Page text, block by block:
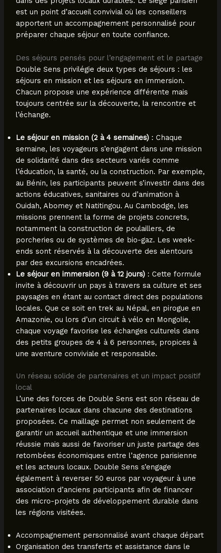
est un point d’accueil convivial où les conseillers
apportent un accompagnement personnalisé pour
préparer chaque séjour en toute confiance.
Des séjours pensés pour l’engagement et le partage
Double Sens privilégie deux types de séjours : les
séjours en mission et les séjours en immersion.
Chacun propose une expérience différente mais
toujours centrée sur la découverte, la rencontre et
l’échange.
Le séjour en mission (2 à 4 semaines): Chaque
semaine, les voyageurs s’engagent dans une mission
de solidarité dans des secteurs variés comme
l’éducation, la santé, ou la construction. Par exemple,
au Bénin, les participants peuvent s’investir dans des
actions éducatives, sanitaires ou d’animation à
Ouidah, Abomey et Natitingou. Au Cambodge, les
missions prennent la forme de projets concrets,
notamment la construction de poulaillers, de
porcheries ou de systèmes de bio-gaz. Les week-
ends sont réservés à la découverte des alentours
par des excursions encadrées.
Le séjour en immersion (9 à 12 jours): Cette formule
invite à découvrir un pays à travers sa culture et ses
paysages en étant au contact direct des populations
locales. Que ce soit en trek au Népal, en pirogue en
Amazonie, ou lors d’un circuit à vélo en Mongolie,
chaque voyage favorise les échanges culturels dans
des petits groupes de 4 à 6 personnes, propices à
une aventure conviviale et responsable.
Un réseau solide de partenaires et un impact positif
local
L’une des forces de Double Sens est son réseau de
partenaires locaux dans chacune des destinations
proposées. Ce maillage permet non seulement de
garantir un accueil authentique et une immersion
réussie mais aussi de favoriser un juste partage des
retombées économiques entre l’agence parisienne
et les acteurs locaux. Double Sens s’engage
également à reverser 50 euros par voyageur à une
association d’anciens participants afin de financer
des micro-projets de développement durable dans
les régions visitées.
Accompagnement personnalisé avant chaque départ
Organisation des transferts et assistance dans le